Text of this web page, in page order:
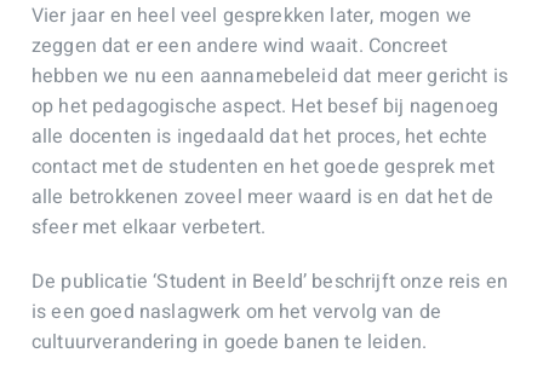
Vier jaar en heel veel gesprekken later, mogen we
zeggen dat er een andere wind waait. Concreet
hebben we nu een aannamebeleid dat meer gericht is
op het pedagogische aspect. Het besef bij nagenoeg
alle docenten is ingedaald dat het proces, het echte
contact met de studenten en het goede gesprek met
alle betrokkenen zoveel meer waard is en dat het de
sfeer met elkaar verbetert.
De publicatie ‘Student in Beeld’ beschrijft onze reis en
is een goed naslagwerk om het vervolg van de
cultuurverandering in goede banen te leiden.